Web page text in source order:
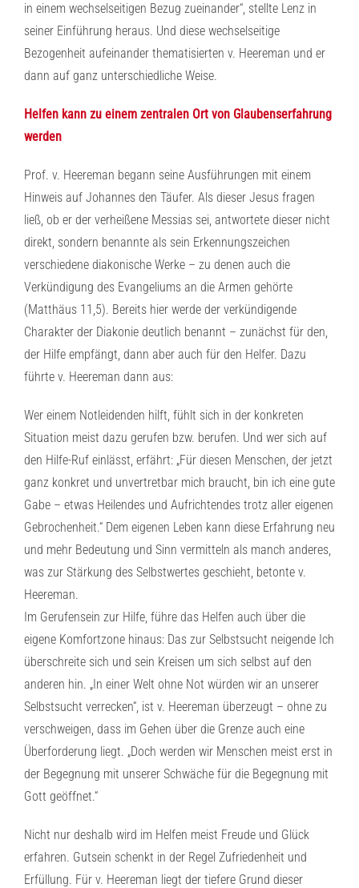
in einem wechselseitigen Bezug zueinander“, stellte Lenz in
seiner Einführung heraus. Und diese wechselseitige
Bezogenheit aufeinander thematisierten v. Heereman und er
dann auf ganz unterschiedliche Weise.
Helfen kann zu einem zentralen Ort von Glaubenserfahrung
werden
Prof. v. Heereman begann seine Ausführungen mit einem
Hinweis auf Johannes den Täufer. Als dieser Jesus fragen
ließ, ob er der verheißene Messias sei, antwortete dieser nicht
direkt, sondern benannte als sein Erkennungszeichen
verschiedene diakonische Werke – zu denen auch die
Verkündigung des Evangeliums an die Armen gehörte
(Matthäus 11,5). Bereits hier werde der verkündigende
Charakter der Diakonie deutlich benannt – zunächst für den,
der Hilfe empfängt, dann aber auch für den Helfer. Dazu
führte v. Heereman dann aus:
Wer einem Notleidenden hilft, fühlt sich in der konkreten
Situation meist dazu gerufen bzw. berufen. Und wer sich auf
den Hilfe-Ruf einlässt, erfährt: „Für diesen Menschen, der jetzt
ganz konkret und unvertretbar mich braucht, bin ich eine gute
Gabe – etwas Heilendes und Aufrichtendes trotz aller eigenen
Gebrochenheit.“ Dem eigenen Leben kann diese Erfahrung neu
und mehr Bedeutung und Sinn vermitteln als manch anderes,
was zur Stärkung des Selbstwertes geschieht, betonte v.
Heereman.
Im Gerufensein zur Hilfe, führe das Helfen auch über die
eigene Komfortzone hinaus: Das zur Selbstsucht neigende Ich
überschreite sich und sein Kreisen um sich selbst auf den
anderen hin. „In einer Welt ohne Not würden wir an unserer
Selbstsucht verrecken“, ist v. Heereman überzeugt – ohne zu
verschweigen, dass im Gehen über die Grenze auch eine
Überforderung liegt. „Doch werden wir Menschen meist erst in
der Begegnung mit unserer Schwäche für die Begegnung mit
Gott geöffnet.“
Nicht nur deshalb wird im Helfen meist Freude und Glück
erfahren. Gutsein schenkt in der Regel Zufriedenheit und
Erfüllung. Für v. Heereman liegt der tiefere Grund dieser